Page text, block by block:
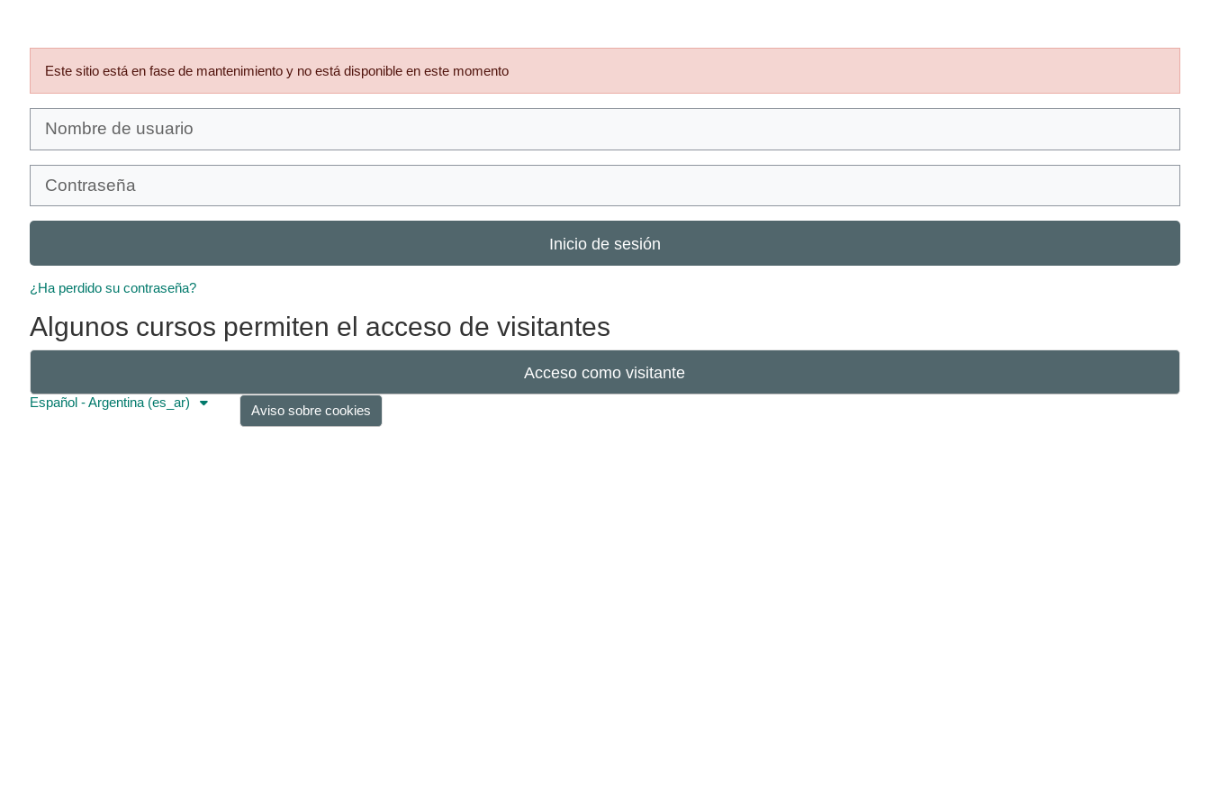
Este sitio está en fase de mantenimiento y no está disponible en este momento
Inicio de sesión
¿Ha perdido su contraseña?
Algunos cursos permiten el acceso de visitantes
Acceso como visitante
Español - Argentina ‎(es_ar)‎
Aviso sobre cookies